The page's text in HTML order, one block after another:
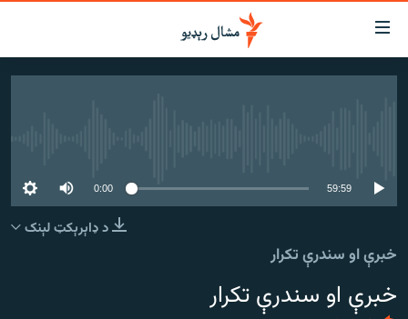
د
لاسرسي
ځای
لاړ
کورپاڼې
ته
بلوچستان
افغانستان
نړۍ
0:00 59:59
د ډاېرېکټ لېنک
خبرې او سندرې تکرار
خبرې او سندرې تکرار